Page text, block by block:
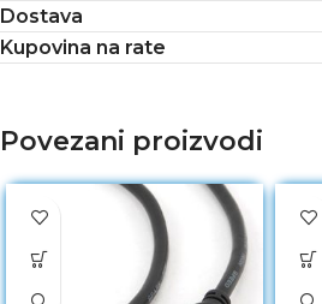
Dostava
Kupovina na rate
Povezani proizvodi